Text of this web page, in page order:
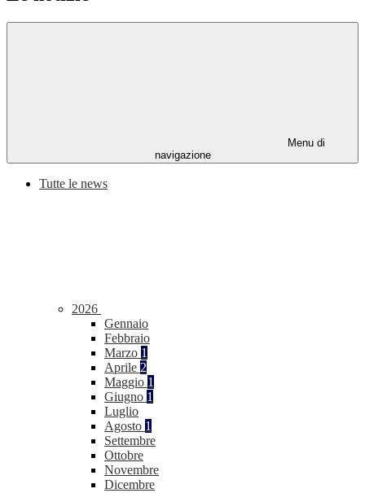
Menu di
navigazione
Tutte le news
2026
Gennaio
Febbraio
Marzo 1
Aprile 2
Maggio 1
Giugno 1
Luglio
Agosto 1
Settembre
Ottobre
Novembre
Dicembre